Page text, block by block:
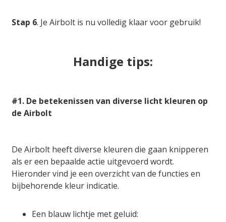
Stap 6. Je Airbolt is nu volledig klaar voor gebruik!
Handige tips:
#1. De betekenissen van diverse licht kleuren op
de Airbolt
De Airbolt heeft diverse kleuren die gaan knipperen
als er een bepaalde actie uitgevoerd wordt.
Hieronder vind je een overzicht van de functies en
bijbehorende kleur indicatie.
Een blauw lichtje met geluid: